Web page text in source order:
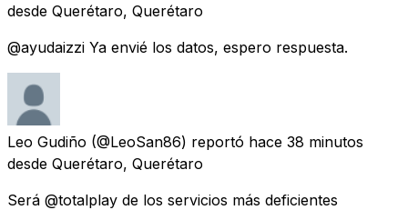
desde Querétaro, Querétaro
@ayudaizzi Ya envié los datos, espero respuesta.
Leo Gudiño (@LeoSan86) reportó hace 38 minutos
desde Querétaro, Querétaro
Será @totalplay de los servicios más deficientes